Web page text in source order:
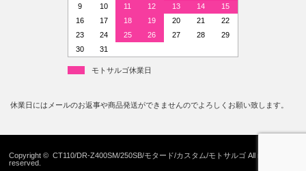
9
10 11 12 13 14
15
16
17 18 19 20 21
22
23
24 25 26 27 28
29
30
31
モトサルゴ休業日
休業日にはメールのお返事や商品発送ができませんのでよろしくお願い致します。
Copyright ©CT110/DR-Z400SM/250SB/モタード/カスタム/モトサルゴ All rights
reserved.